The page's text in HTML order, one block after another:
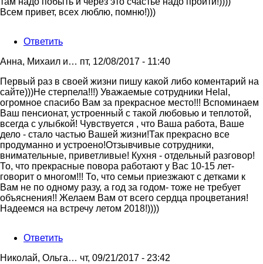
Всем привет, всех люблю, помню!)))
Ответить
Анна, Михаил и… пт, 12/08/2017 - 11:40
Первый раз в своей жизни пишу какой либо коментарий на
сайте)))Не стерпела!!!) Уважаемые сотрудники Helal,
огромное спасибо Вам за прекрасное место!!! Вспоминаем
Ваш пенсионат, устроенный с такой любовью и теплотой,
всегда с улыбкой! Чувствуется , что Ваша работа, Ваше
дело - стало частью Вашей жизни!Так прекрасно все
продуманно и устроено!Отзывчивые сотрудники,
внимательные, приветливые! Кухня - отдельный разговор!
То, что прекрасные повора работают у Вас 10-15 лет-
говорит о многом!!! То, что семьи приезжают с детками к
Вам не по одному разу, а год за годом- тоже не требует
объяснения!! Желаем Вам от всего сердца процветания!
Надеемся на встречу летом 2018!))))
Ответить
Николай, Ольга… чт, 09/21/2017 - 23:42